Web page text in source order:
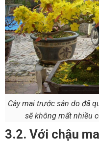
Cây mai trước sân do đã
sẽ không mất nhiều
3.2. Với chậu